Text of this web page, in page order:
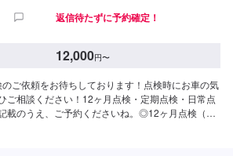
返信待たずに予約確定！
12,000円〜
ご依頼をお待ちしております！点検時にお車の気
ご相談ください！12ヶ月点検・定期点検・日常点
載のうえ、ご予約くださいね。◎12ヶ月点検（所